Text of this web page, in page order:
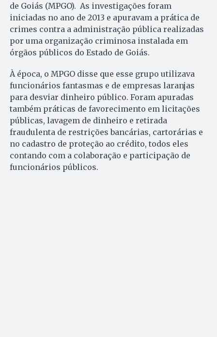
de Goiás (MPGO). As investigações foram
iniciadas no ano de 2013 e apuravam a prática de
crimes contra a administração pública realizadas
por uma organização criminosa instalada em
órgãos públicos do Estado de Goiás.
À época, o MPGO disse que esse grupo utilizava
funcionários fantasmas e de empresas laranjas
para desviar dinheiro público. Foram apuradas
também práticas de favorecimento em licitações
públicas, lavagem de dinheiro e retirada
fraudulenta de restrições bancárias, cartorárias e
no cadastro de proteção ao crédito, todos eles
contando com a colaboração e participação de
funcionários públicos.